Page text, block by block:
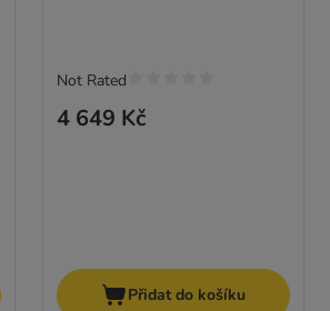
4 649 Kč
Not Rated
Přidat do košíku